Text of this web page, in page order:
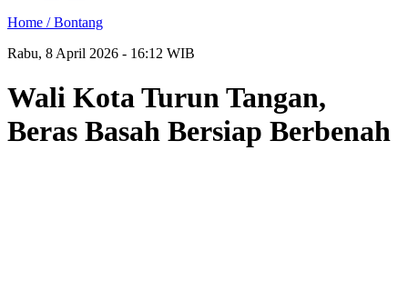
Home /Bontang
Rabu, 8 April 2026 - 16:12 WIB
Wali Kota Turun Tangan,
Beras Basah Bersiap Berbenah